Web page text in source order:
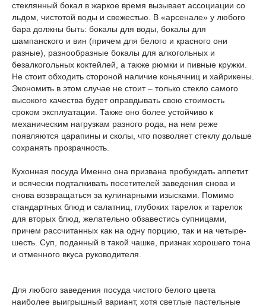
стеклянный бокал в жаркое время вызывает ассоциации со
льдом, чистотой воды и свежестью. В «арсенале» у любого
бара должны быть: бокалы для воды, бокалы для
шампанского и вин (причем для белого и красного они
разные), разнообразные бокалы для алкогольных и
безалкогольных коктейлей, а также рюмки и пивные кружки.
Не стоит обходить стороной наличие коньячниц и хайрикены.
Экономить в этом случае не стоит – только стекло самого
высокого качества будет оправдывать свою стоимость
сроком эксплуатации. Также оно более устойчиво к
механическим нагрузкам разного рода, на нем реже
появляются царапины и сколы, что позволяет стеклу дольше
сохранять прозрачность.
Кухонная посуда Именно она призвана пробуждать аппетит
и всячески подталкивать посетителей заведения снова и
снова возвращаться за кулинарными изысками. Помимо
стандартных блюд и салатниц, глубоких тарелок и тарелок
для вторых блюд, желательно обзавестись супницами,
причем рассчитанных как на одну порцию, так и на четыре-
шесть. Суп, поданный в такой чашке, признак хорошего тона
и отменного вкуса руководителя.
Для любого заведения посуда чистого белого цвета
наиболее выигрышный вариант, хотя светлые пастельные